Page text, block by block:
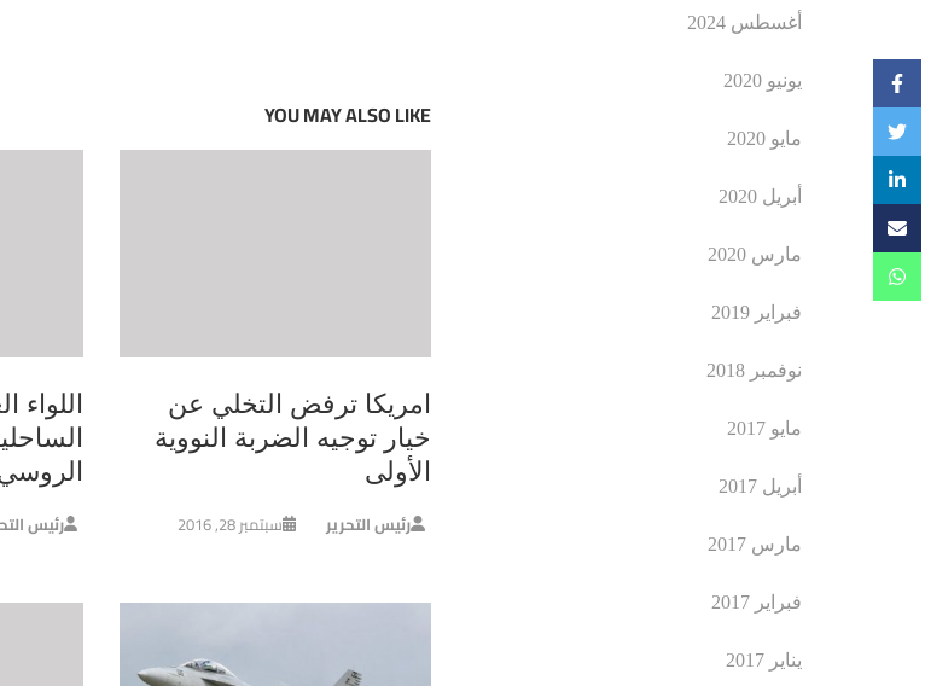
YOU MAY ALSO LIKE
امريكا ترفض التخلي عن
خيار توجيه الضربة النووية
الأولى
رئيس التحرير سبتمبر 28, 2016
اللواء
رئيس
أغسطس 2024
يونيو 2020
مايو 2020
أبريل 2020
مارس 2020
فبراير 2019
نوفمبر 2018
مايو 2017
أبريل 2017
مارس 2017
فبراير 2017
يناير 2017